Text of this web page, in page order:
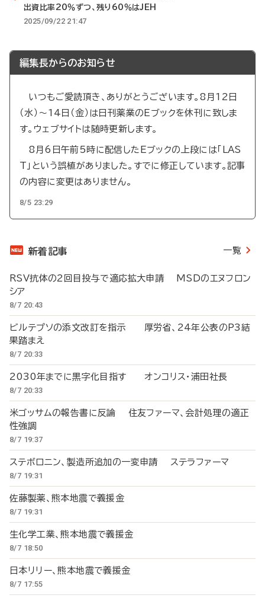
出資比率20％ずつ、残り60％はJEH
2025/09/22 21:47
編集長からのお知らせ
いつもご愛読頂き、ありがとうございます。8月12日
（水）～14日（金）は日刊薬業のEブックを休刊に致しま
す。ウェブサイトは随時更新します。
8月6日午前5時に配信したEブックの上段には「LAS
T」という誤植がありました。すでに修正しています。記事
の内容に変更はありません。
8/5 23:29
新着記事 一覧
RSV抗体の2回目投与で適応拡大申請 MSDのエヌフロン
シア
8/7 20:43
ビルテプソの添文改訂を指示 厚労省、24年公表のP3結
果踏まえ
8/7 20:33
2030年までに黒字化目指す オンコリス・浦田社長
8/7 20:33
米ゴッサムの報告書に反論 住友ファーマ、会計処理の適正
性強調
8/7 19:37
ステボロニン、製造所追加の一変申請 ステラファーマ
8/7 19:31
佐藤製薬、熊本地震で義援金
8/7 19:31
生化学工業、熊本地震で義援金
8/7 18:50
日本リリー、熊本地震で義援金
8/7 17:55